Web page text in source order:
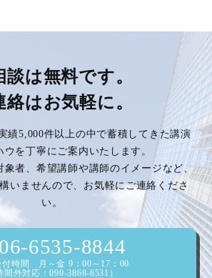
談は無料です。
絡はお気軽に。
績5,000件以上の中で蓄積してきた講演
ウを丁寧にご案内いたします。
象者、希望講師や講師のイメージなど、
いませんので、お気軽にご連絡くださ
い。
06-6535-8844
付時間 月～金 9：00～17：00
間外対応：090-3868-6531）